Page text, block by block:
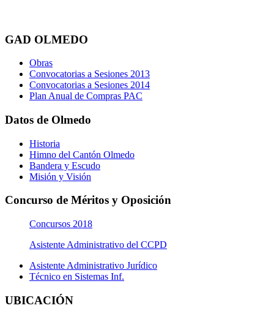
GAD OLMEDO
Obras
Convocatorias a Sesiones 2013
Convocatorias a Sesiones 2014
Plan Anual de Compras PAC
Datos de Olmedo
Historia
Himno del Cantón Olmedo
Bandera y Escudo
Misión y Visión
Concurso de Méritos y Oposición
Concursos 2018
Asistente Administrativo del CCPD
Asistente Administrativo Jurídico
Técnico en Sistemas Inf.
UBICACIÓN